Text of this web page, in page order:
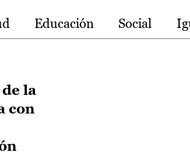
Educación Social
la
con